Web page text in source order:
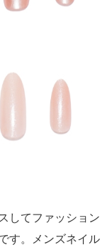
してファッション
す。メンズネイル